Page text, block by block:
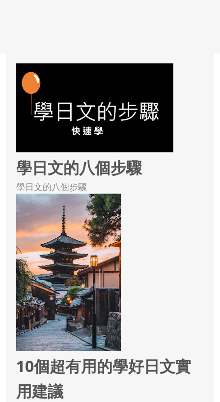
學日文的八個步驟
學日文的八個步驟
10個超有用的學好日文實
用建議